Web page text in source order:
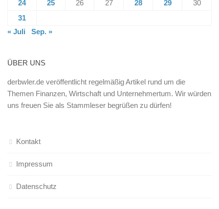
24
25 26 27 28 29
30
31
« Juli
Sep. »
ÜBER UNS
derbwler.de veröffentlicht regelmäßig Artikel rund um die
Themen Finanzen, Wirtschaft und Unternehmertum. Wir würden
uns freuen Sie als Stammleser begrüßen zu dürfen!
Kontakt
Impressum
Datenschutz